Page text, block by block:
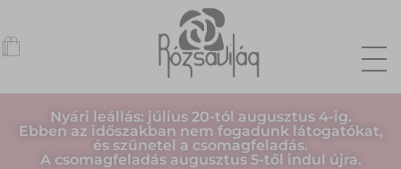
Nyári leállás: július 20-tól augusztus 4-ig.
Ebben az időszakban nem fogadunk látogatókat,
és szünetel a csomagfeladás.
A csomagfeladás augusztus 5-től indul újra.